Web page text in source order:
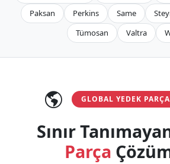
Paksan
Perkins Same
Tümosan
Valtra
GLOBAL YEDEK
Sınır
Parça